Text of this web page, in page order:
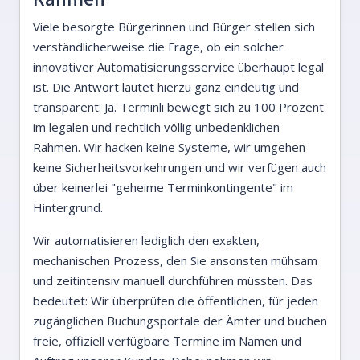
Viele besorgte Bürgerinnen und Bürger stellen sich
verständlicherweise die Frage, ob ein solcher
innovativer Automatisierungsservice überhaupt legal
ist. Die Antwort lautet hierzu ganz eindeutig und
transparent: Ja. Terminli bewegt sich zu 100 Prozent
im legalen und rechtlich völlig unbedenklichen
Rahmen. Wir hacken keine Systeme, wir umgehen
keine Sicherheitsvorkehrungen und wir verfügen auch
über keinerlei "geheime Terminkontingente" im
Hintergrund.
Wir automatisieren lediglich den exakten,
mechanischen Prozess, den Sie ansonsten mühsam
und zeitintensiv manuell durchführen müssten. Das
bedeutet: Wir überprüfen die öffentlichen, für jeden
zugänglichen Buchungsportale der Ämter und buchen
freie, offiziell verfügbare Termine im Namen und